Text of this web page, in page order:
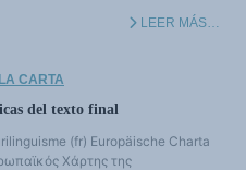
LEER MÁS…
CARTA
del texto final
(fr) Europäische Charta
Χάρτης της